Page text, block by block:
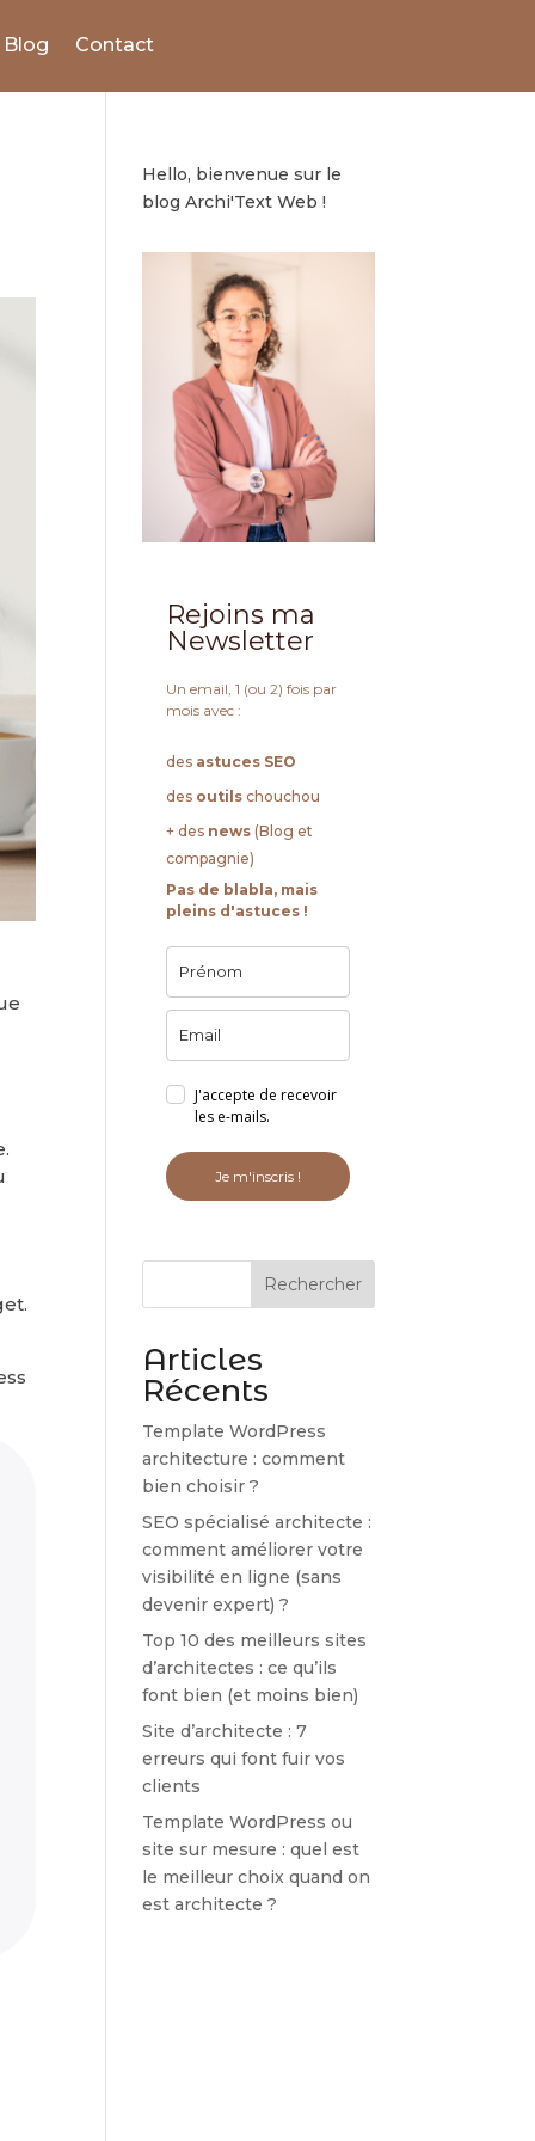
Blog Contact
Hello, bienvenue sur le
blog Archi'Text Web !
Rejoins ma
Newsletter
Un email, 1 (ou 2) fois par
mois avec :
des astuces SEO
des outils chouchou
+ des news (Blog et
compagnie)
Pas de blabla, mais
pleins d'astuces !
J'accepte de recevoir
les e-mails.
Je m'inscris !
Rechercher
Articles
Récents
Template WordPress
architecture : comment
bien choisir ?
SEO spécialisé architecte :
comment améliorer votre
visibilité en ligne (sans
devenir expert) ?
Top 10 des meilleurs sites
d’architectes : ce qu’ils
font bien (et moins bien)
Site d’architecte : 7
erreurs qui font fuir vos
clients
Template WordPress ou
site sur mesure : quel est
le meilleur choix quand on
est architecte ?